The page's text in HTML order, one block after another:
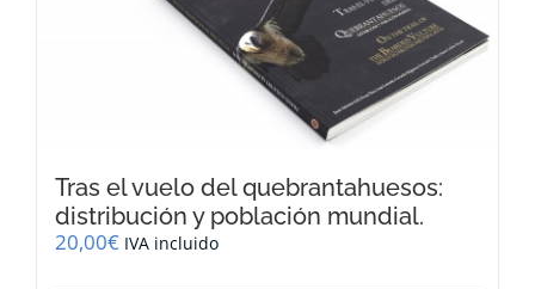
Tras el vuelo del quebrantahuesos:
distribución y población mundial.
20,00€ IVA incluido